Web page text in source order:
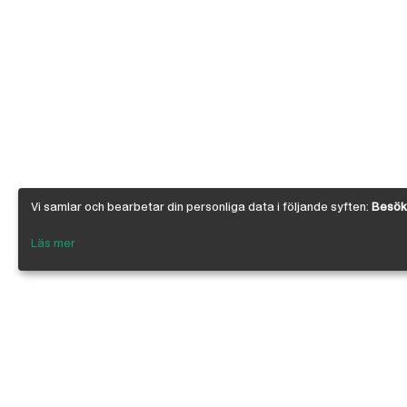
Vi samlar och bearbetar din personliga data i följande syften:
Läs mer